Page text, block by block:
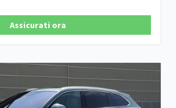
Assicurati ora